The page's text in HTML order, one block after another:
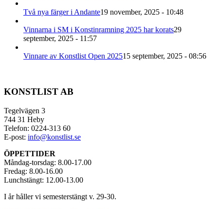
Två nya färger i Andante19 november, 2025 - 10:48
Vinnarna i SM i Konstinramning 2025 har korats29
september, 2025 - 11:57
Vinnare av Konstlist Open 202515 september, 2025 - 08:56
KONSTLIST AB
Tegelvägen 3
744 31 Heby
Telefon: 0224-313 60
E-post: info@konstlist.se
ÖPPETTIDER
Måndag-torsdag: 8.00-17.00
Fredag: 8.00-16.00
Lunchstängt: 12.00-13.00
I år håller vi semesterstängt v. 29-30.